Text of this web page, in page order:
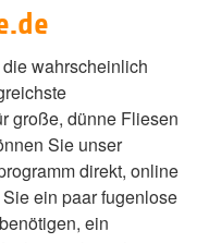
wahrscheinlich
große, dünne Fliesen
Sie unser
direkt, online
ein paar fugenlose
ein